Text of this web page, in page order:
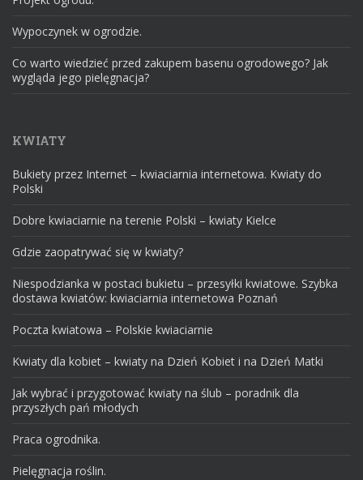
Wypoczynek w ogrodzie.
Co warto wiedzieć przed zakupem basenu ogrodowego? Jak
wygląda jego pielęgnacja?
KWIATY
Bukiety przez Internet – kwiaciarnia internetowa. Kwiaty do
Polski
Dobre kwiaciarnie na terenie Polski – kwiaty Kielce
Gdzie zaopatrywać się w kwiaty?
Niespodzianka w postaci bukietu – przesyłki kwiatowe. Szybka
dostawa kwiatów: kwiaciarnia internetowa Poznań
Poczta kwiatowa – Polskie kwiaciarnie
Kwiaty dla kobiet – kwiaty na Dzień Kobiet i na Dzień Matki
Jak wybrać i przygotować kwiaty na ślub – poradnik dla
przyszłych pań młodych
Praca ogrodnika.
Pielęgnacja roślin.